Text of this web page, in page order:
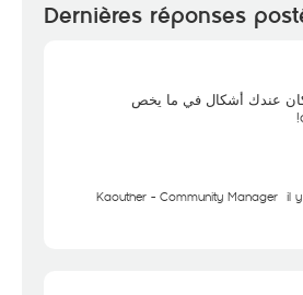
Dernières réponses
عندك أشكال في ما يخص
Kaouther - Community Manager il